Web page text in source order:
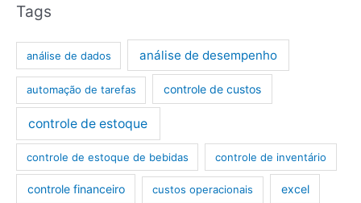
Tags
análise de dados análise de desempenho
automação de tarefas controle de custos
controle de estoque
controle de estoque de bebidas controle de inventário
controle financeiro custos operacionais excel